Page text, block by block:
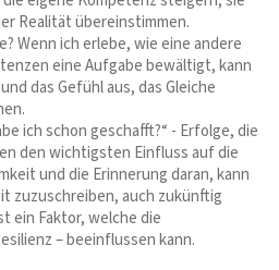
Realität übereinstimmen.
Wenn ich erlebe, wie eine andere
eine Aufgabe bewältigt, kann
das Gefühl aus, das Gleiche
ich schon geschafft?“ - Erfolge, die
den wichtigsten Einfluss auf die
und die Erinnerung daran, kann
zuzuschreiben, auch zukünftig
ein Faktor, welche die
– beeinflussen kann.